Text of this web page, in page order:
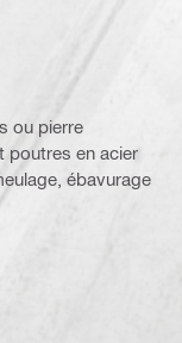
ou pierre
poutres en acier
ébavurage